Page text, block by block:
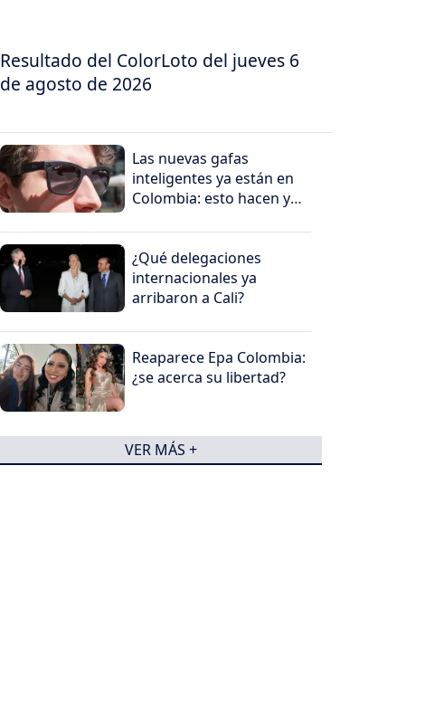
Resultado del ColorLoto del jueves 6
de agosto de 2026
Las nuevas gafas
inteligentes ya están en
Colombia: esto hacen y
preocupación
¿Qué delegaciones
internacionales ya
arribaron a Cali?
Reaparece Epa Colombia:
¿se acerca su libertad?
VER MÁS +